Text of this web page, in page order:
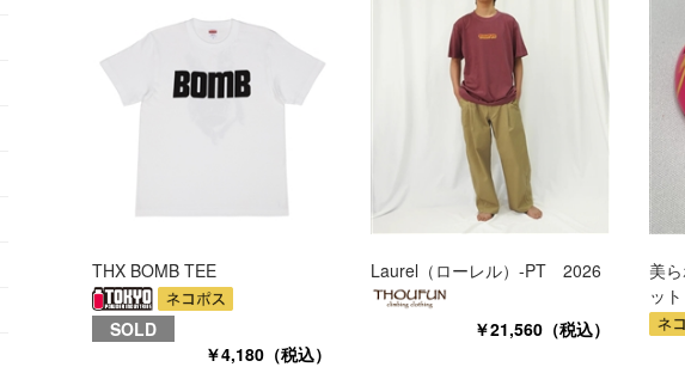
THX BOMB TEE
SOLD
￥4,180（税込）
Laurel（ローレル）-PT 2026
￥21,560（税込）
美
ッ